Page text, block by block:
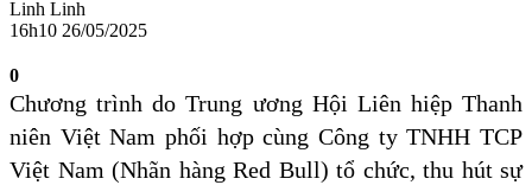
Linh Linh
16h10 26/05/2025
0
Chương trình do Trung ương Hội Liên hiệp Thanh
niên Việt Nam phối hợp cùng Công ty TNHH TCP
Việt Nam (Nhãn hàng Red Bull) tổ chức, thu hút sự